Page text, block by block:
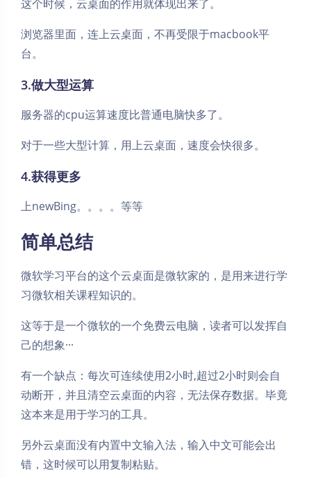
这个时候，云桌面的作用就体现出来了。
浏览器里面，连上云桌面，不再受限于macbook平
台。
3.做大型运算
服务器的cpu运算速度比普通电脑快多了。
对于一些大型计算，用上云桌面，速度会快很多。
4.获得更多
上newBing。。。。等等
简单总结
微软学习平台的这个云桌面是微软家的，是用来进行学
习微软相关课程知识的。
这等于是一个微软的一个免费云电脑，读者可以发挥自
己的想象···
有一个缺点：每次可连续使用2小时,超过2小时则会自
动断开，并且清空云桌面的内容，无法保存数据。毕竟
这本来是用于学习的工具。
另外云桌面没有内置中文输入法，输入中文可能会出
错，这时候可以用复制粘贴。